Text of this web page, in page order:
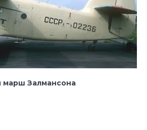
марш Залмансона